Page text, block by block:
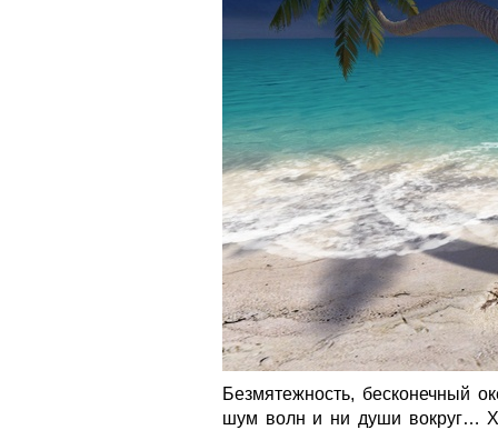
Безмятежность, бесконечный
шум волн и ни души вокруг…